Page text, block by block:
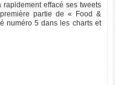
effacé ses tweets
partie de « Food &
numéro 5 dans les charts et